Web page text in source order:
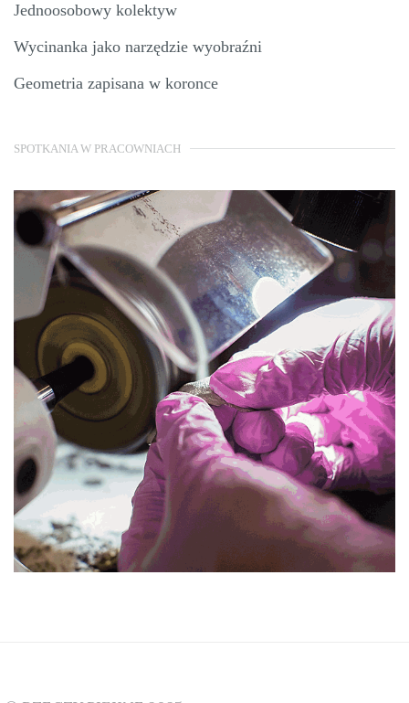
Jednoosobowy kolektyw
Wycinanka jako narzędzie wyobraźni
Geometria zapisana w koronce
SPOTKANIA W PRACOWNIACH